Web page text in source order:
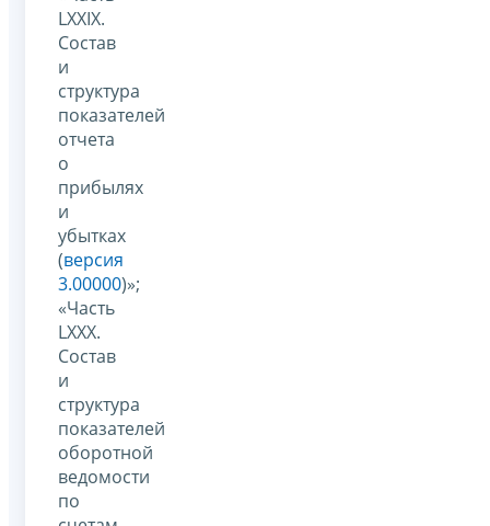
LXXIX.
Состав
и
структура
показателей
отчета
о
прибылях
и
убытках
(версия
3.00000)»;
«Часть
LXXX.
Состав
и
структура
показателей
оборотной
ведомости
по